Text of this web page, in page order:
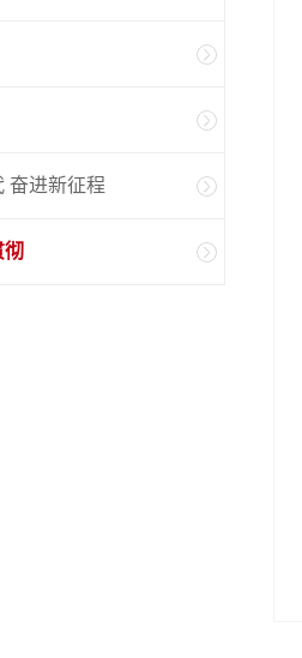
奋进新征程
彻